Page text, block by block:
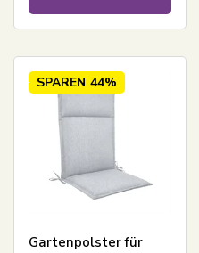
SPAREN 44%
Gartenpolster für